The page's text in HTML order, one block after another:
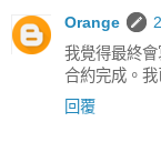
Orange
我覺得最終
合約完成。
回覆